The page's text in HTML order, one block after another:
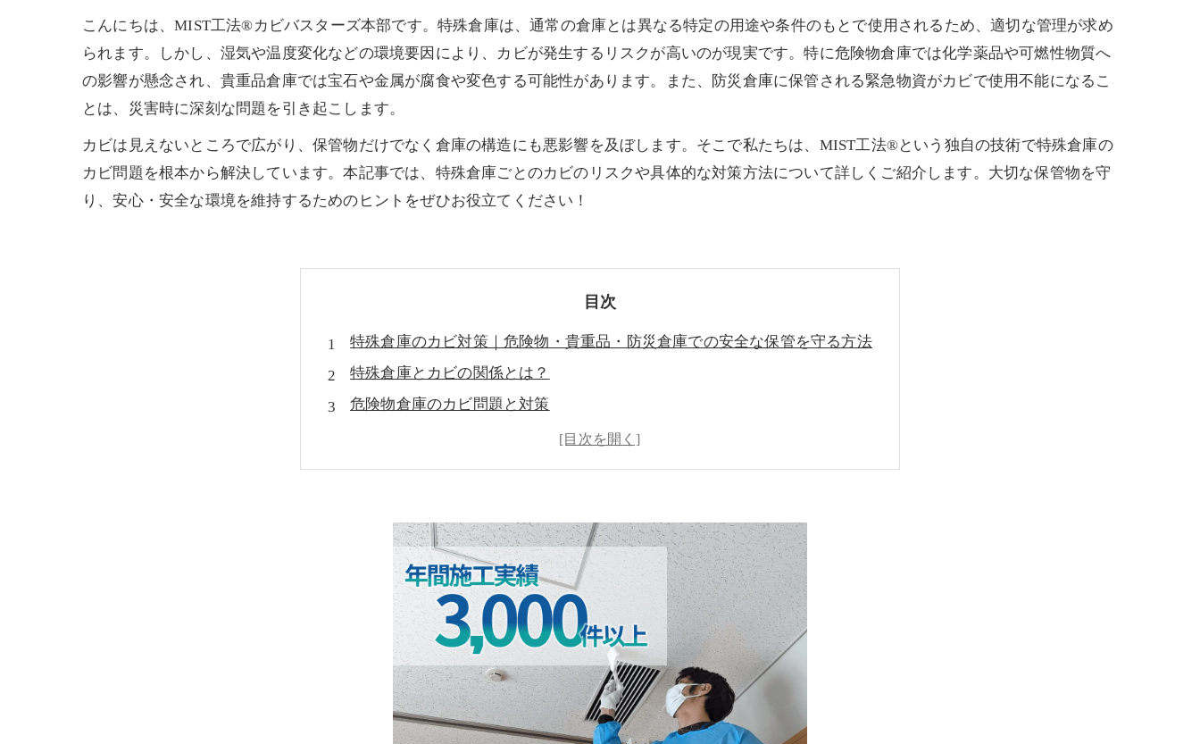
こんにちは、MIST工法®カビバスターズ本部です。特殊倉庫は、通常の倉庫とは異なる特定の用途や条件のもとで使用されるため、適切な管理が求め
られます。しかし、湿気や温度変化などの環境要因により、カビが発生するリスクが高いのが現実です。特に危険物倉庫では化学薬品や可燃性物質へ
の影響が懸念され、貴重品倉庫では宝石や金属が腐食や変色する可能性があります。また、防災倉庫に保管される緊急物資がカビで使用不能になるこ
とは、災害時に深刻な問題を引き起こします。
カビは見えないところで広がり、保管物だけでなく倉庫の構造にも悪影響を及ぼします。そこで私たちは、MIST工法®という独自の技術で特殊倉庫の
カビ問題を根本から解決しています。本記事では、特殊倉庫ごとのカビのリスクや具体的な対策方法について詳しくご紹介します。大切な保管物を守
り、安心・安全な環境を維持するためのヒントをぜひお役立てください！
目次
特殊倉庫のカビ対策｜危険物・貴重品・防災倉庫での安全な保管を守る方法
特殊倉庫とカビの関係とは？
危険物倉庫のカビ問題と対策
防災倉庫におけるカビ対策の必要性
特殊倉庫を安全に保つための具体的な管理方法
まとめ：特殊倉庫のカビ対策で安全な保管環境を維持しよう